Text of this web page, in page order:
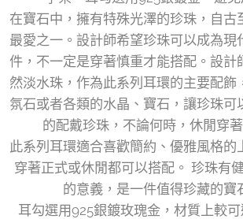
在寶石中，擁有特殊光澤的珍珠，自古
最愛之一。設計師希望珍珠可以成為現
件，不一定是穿著慎重才能搭配。設計
然淡水珠，作為此系列耳環的主要配飾
氛石或者各類的水晶、寶石，讓珍珠可
的配戴珍珠，不論何時，休閒穿
此系列耳環適合喜歡簡約、優雅風格的
穿著正式或休閒都可以搭配。 珍珠有
的意義，是一件值得珍藏的寶
耳勾選用925銀鍍玫瑰金，材質上較可